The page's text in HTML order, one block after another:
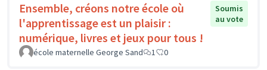
Ensemble, créons notre école où
l'apprentissage est un plaisir :
numérique, livres et jeux pour tous !
Soumis
au vote
école maternelle George Sand 1 0